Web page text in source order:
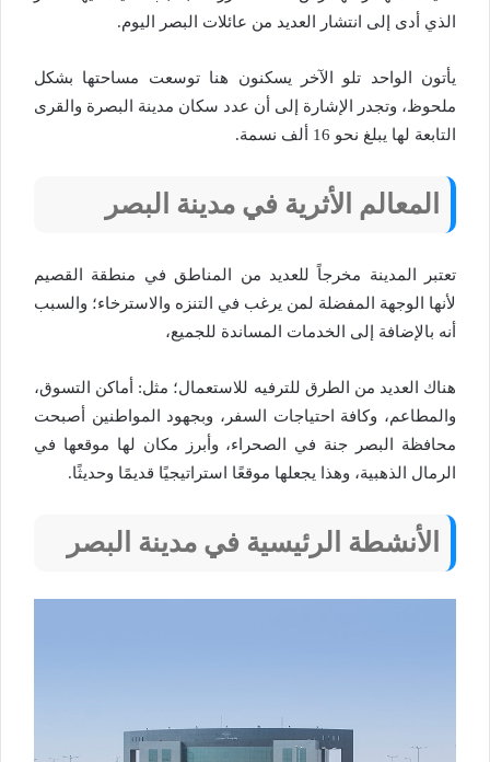
الذي أدى إلى انتشار العديد من عائلات البصر اليوم.
يأتون الواحد تلو الآخر يسكنون هنا توسعت مساحتها بشكل
ملحوظ، وتجدر الإشارة إلى أن عدد سكان مدينة البصرة والقرى
التابعة لها يبلغ نحو 16 ألف نسمة.
المعالم الأثرية في مدينة البصر
تعتبر المدينة مخرجاً للعديد من المناطق في منطقة القصيم
لأنها الوجهة المفضلة لمن يرغب في التنزه والاسترخاء؛ والسبب
أنه بالإضافة إلى الخدمات المساندة للجميع،
هناك العديد من الطرق للترفيه للاستعمال؛ مثل: أماكن التسوق،
والمطاعم، وكافة احتياجات السفر، وبجهود المواطنين أصبحت
محافظة البصر جنة في الصحراء، وأبرز مكان لها موقعها في
الرمال الذهبية، وهذا يجعلها موقعًا استراتيجيًا قديمًا وحديثًا.
الأنشطة الرئيسية في مدينة البصر